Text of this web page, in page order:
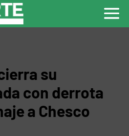
su
con derrota
a Chesco